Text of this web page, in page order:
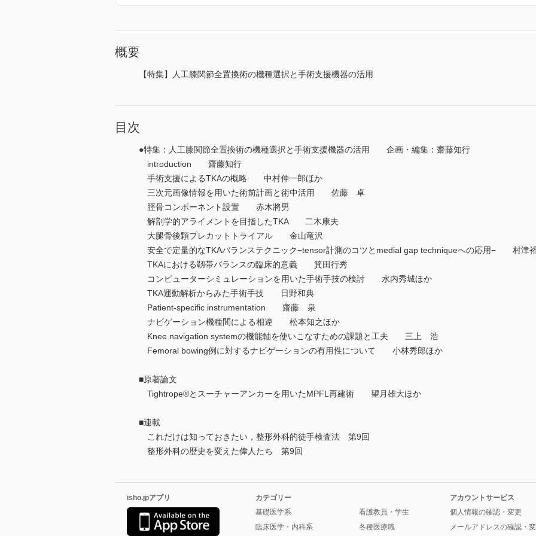
概要
【特集】人工膝関節全置換術の機種選択と手術支援機器の活用
目次
●特集：人工膝関節全置換術の機種選択と手術支援機器の活用 企画・編集：齋藤知行
introduction 齋藤知行
手術支援によるTKAの概略 中村伸一郎ほか
三次元画像情報を用いた術前計画と術中活用 佐藤 卓
脛骨コンポーネント設置 赤木將男
解剖学的アライメントを目指したTKA 二木康夫
大腿骨後顆プレカットトライアル 金山竜沢
安全で定量的なTKAバランステクニック−tensor計測のコツとmedial gap techniqueへの応用− 村津
TKAにおける靱帯バランスの臨床的意義 箕田行秀
コンピューターシミュレーションを用いた手術手技の検討 水内秀城ほか
TKA運動解析からみた手術手技 日野和典
Patient-specific instrumentation 齋藤 泉
ナビゲーション機種間による相違 松本知之ほか
Knee navigation systemの機能軸を使いこなすための課題と工夫 三上 浩
Femoral bowing例に対するナビゲーションの有用性について 小林秀郎ほか
■原著論文
Tightrope®とスーチャーアンカーを用いたMPFL再建術 望月雄大ほか
■連載
これだけは知っておきたい，整形外科的徒手検査法 第9回
整形外科の歴史を変えた偉人たち 第9回
isho.jpアプリ
カテゴリー
基礎医学系
臨床医学・内科系
看護教員・学生
各種医療職
アカウントサービス
個人情報の確認・変更
メールアドレスの確認・